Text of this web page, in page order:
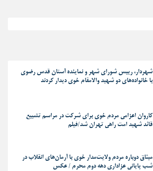
شهردار، رییس شورای شهر و نماینده آستان قدس رضوی
با خانواده‌های دو شهید والامقام خوی دیدار کردند
کاروان اعزامی مردم خوی برای شرکت در مراسم تشییع
قائد شهید امت راهی تهران شد/فیلم
میثاق دوباره مردم ولایت‌مدار خوی با آرمان‌های انقلاب در
شب پایانی عزاداری دهه دوم محرم / عکس